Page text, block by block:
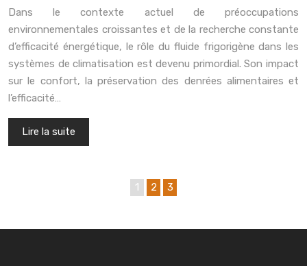
Dans le contexte actuel de préoccupations
environnementales croissantes et de la recherche constante
d’efficacité énergétique, le rôle du fluide frigorigène dans les
systèmes de climatisation est devenu primordial. Son impact
sur le confort, la préservation des denrées alimentaires et
l’efficacité…
Lire la suite
1 2 3